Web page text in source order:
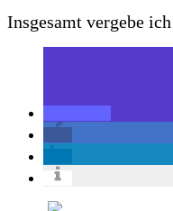
Insgesamt vergebe